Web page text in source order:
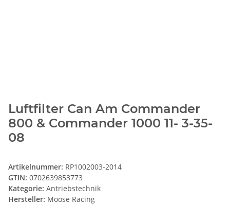
Luftfilter Can Am Commander
800 & Commander 1000 11- 3-35-
08
Artikelnummer: RP1002003-2014
GTIN: 0702639853773
Kategorie: Antriebstechnik
Hersteller: Moose Racing